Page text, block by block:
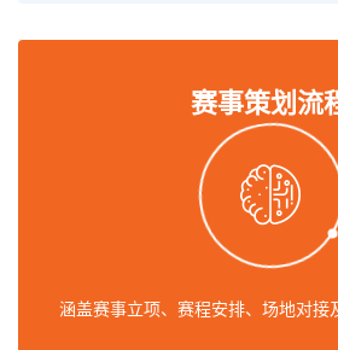
赛事策划流
涵盖赛事立项、赛程安排、场地对接